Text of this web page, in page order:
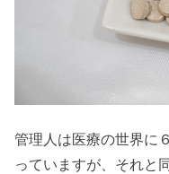
管理人は医療の世界に
っていますが、それと